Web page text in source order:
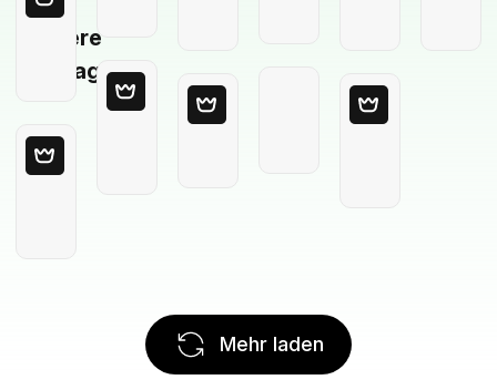
Leere
Vorlage
Mehr laden